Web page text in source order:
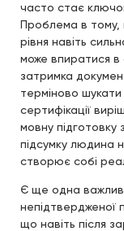
часто стає
Проблема в тому,
рівня навіть
може впиратися в
затримка
терміново
сертифікації
мовну підготовку
підсумку людина
створює собі
Є ще одна
непідтвердженої
що навіть після